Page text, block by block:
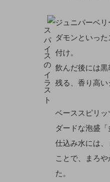
ジュニパーベ
ダモンといっ
付け。
飲んだ後には
残る、香り高い
ベーススピリ
ダードな泡盛「
仕込み水には、
ことで、まろ
た。